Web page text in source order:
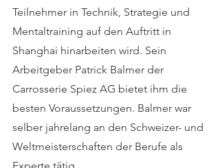
Teilnehmer in Technik, Strategie und
Mentaltraining auf den Auftritt in
Shanghai hinarbeiten wird. Sein
Arbeitgeber Patrick Balmer der
Carrosserie Spiez AG bietet ihm die
besten Voraussetzungen. Balmer war
selber jahrelang an den Schweizer- und
Weltmeisterschaften der Berufe als